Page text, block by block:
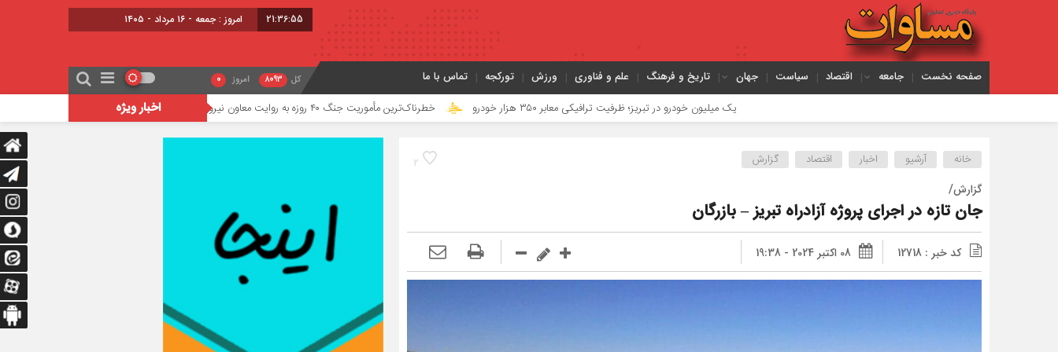
21:36:57 برابر با : 23 - صفر - 1448
صفحه نخست جامعه اقتصاد سیاست جهان تاریخ و فرهنگ علم و فناوری ورزش تورکجه تماس با ما کل 8093 امروز 0
اخبار ویژه یک میلیون خودرو در تبریز؛ ظرفیت ترافیکی معابر ۳۵۰ هزار خودرو خطرناک‌ترین مأموریت جنگ ۴۰ روزه به روایت معاون نیروی هوایی ارتش توسعه حمل‌ونقل عمومی در شهرک خاوران با احداث
2 خانه آرشیو اخبار اقتصاد گزارش
گزارش/
جان تازه در اجرای پروژه آزادراه تبریز – بازرگان
کد خبر : 12718 08 اکتبر 2024 - 19:38